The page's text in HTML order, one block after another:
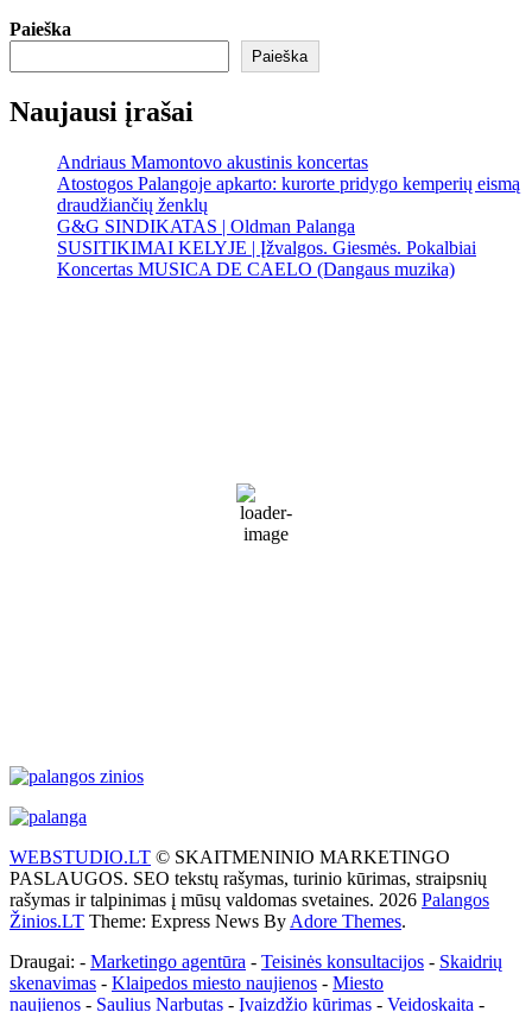
Paieška
Paieška
Naujausi įrašai
Andriaus Mamontovo akustinis koncertas
Atostogos Palangoje apkarto: kurorte pridygo kemperių eismą
draudžiančių ženklų
G&G SINDIKATAS | Oldman Palanga
SUSITIKIMAI KELYJE | Įžvalgos. Giesmės. Pokalbiai
Koncertas MUSICA DE CAELO (Dangaus muzika)
71 %
WEBSTUDIO.LT © SKAITMENINIO MARKETINGO
PASLAUGOS. SEO tekstų rašymas, turinio kūrimas, straipsnių
rašymas ir talpinimas į mūsų valdomas svetaines. 2026 Palangos
Žinios.LT Theme: Express News By Adore Themes.
Draugai: - Marketingo agentūra - Teisinės konsultacijos - Skaidrių
skenavimas - Klaipedos miesto naujienos - Miesto
naujienos - Saulius Narbutas - Įvaizdžio kūrimas - Veidoskaita -